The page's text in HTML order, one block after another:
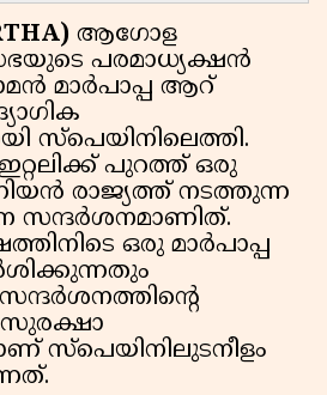
ആഗോള
പരമാധ്യക്ഷൻ
മാർപാപ്പ ആറ്
സ്പെയിനിലെത്തി.
പുറത്ത് ഒരു
രാജ്യത്ത് നടത്തുന്ന
സന്ദർശനമാണിത്.
ഒരു മാർപാപ്പ
സുരക്ഷാ
സ്പെയിനിലുടനീളം